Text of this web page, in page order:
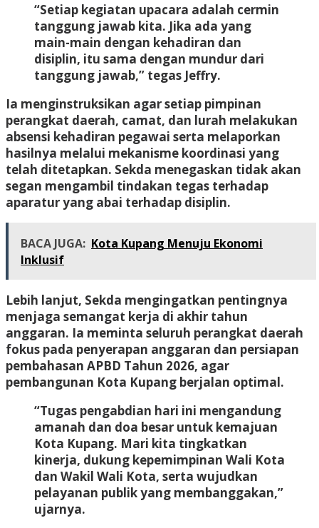
“Setiap kegiatan upacara adalah cermin
tanggung jawab kita. Jika ada yang
main-main dengan kehadiran dan
disiplin, itu sama dengan mundur dari
tanggung jawab,” tegas Jeffry.
Ia menginstruksikan agar setiap pimpinan
perangkat daerah, camat, dan lurah melakukan
absensi kehadiran pegawai serta melaporkan
hasilnya melalui mekanisme koordinasi yang
telah ditetapkan. Sekda menegaskan tidak akan
segan mengambil tindakan tegas terhadap
aparatur yang abai terhadap disiplin.
BACA JUGA: Kota Kupang Menuju Ekonomi
Inklusif
Lebih lanjut, Sekda mengingatkan pentingnya
menjaga semangat kerja di akhir tahun
anggaran. Ia meminta seluruh perangkat daerah
fokus pada penyerapan anggaran dan persiapan
pembahasan APBD Tahun 2026, agar
pembangunan Kota Kupang berjalan optimal.
“Tugas pengabdian hari ini mengandung
amanah dan doa besar untuk kemajuan
Kota Kupang. Mari kita tingkatkan
kinerja, dukung kepemimpinan Wali Kota
dan Wakil Wali Kota, serta wujudkan
pelayanan publik yang membanggakan,”
ujarnya.